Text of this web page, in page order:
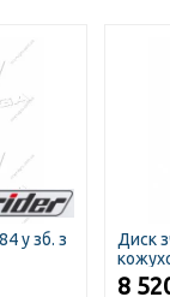
у зб. з
Диск
8